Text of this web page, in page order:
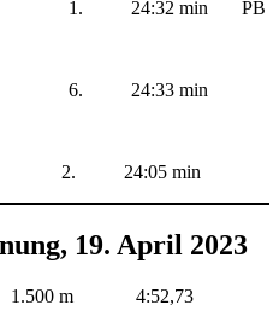
1. 24:32 min PB
6. 24:33 min
2. 24:05 min
19. April 2023
m 4:52,73